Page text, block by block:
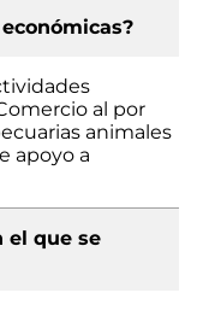
al por
animales
apoyo a
el que se